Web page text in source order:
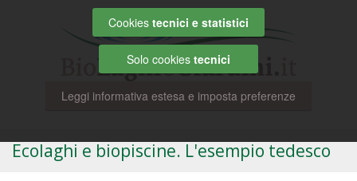
Ecolaghi e biopiscine. L'esempio tedesco
Cookies tecnici e statistici
Solo cookies tecnici
Leggi informativa estesa e imposta preferenze